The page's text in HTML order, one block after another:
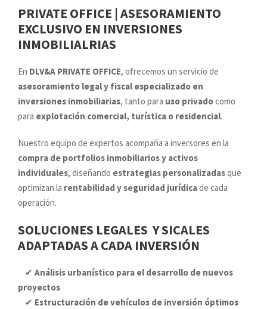
PRIVATE OFFICE | ASESORAMIENTO
EXCLUSIVO EN INVERSIONES
INMOBILIALRIAS
En DLV&A PRIVATE OFFICE, ofrecemos un servicio de
asesoramiento legal y fiscal especializado en
inversiones inmobiliarias, tanto para uso privadocomo
para explotación comercial, turística o residencial.
Nuestro equipo de expertos acompaña a inversores en la
compra de portfolios inmobiliarios y activos
individuales, diseñando estrategias personalizadasque
optimizan la rentabilidad y seguridad jurídicade cada
operación.
SOLUCIONES LEGALES Y SICALES
ADAPTADAS A CADA INVERSIÓN
✔ Análisis urbanístico para el desarrollo de nuevos
proyectos
✔ Estructuración de vehículos de inversión óptimos